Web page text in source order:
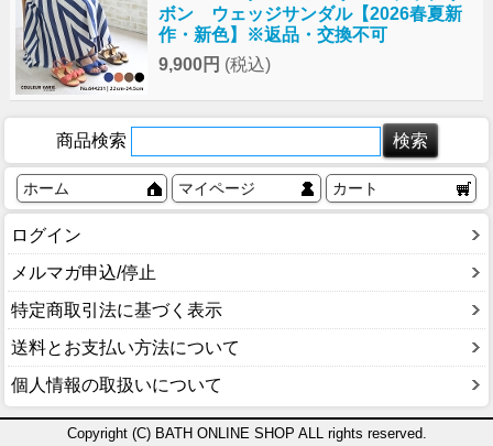
ボン ウェッジサンダル【2026春夏新
作・新色】※返品・交換不可
9,900円 (税込)
商品検索
ホーム マイページ カート
ログイン
メルマガ申込/停止
特定商取引法に基づく表示
送料とお支払い方法について
個人情報の取扱いについて
Copyright (C) BATH ONLINE SHOP ALL rights reserved.